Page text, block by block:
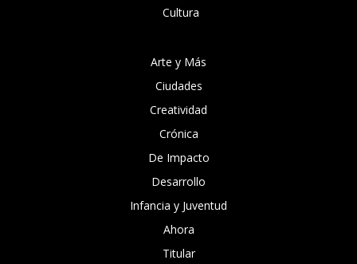
Cultura
Arte y Más
Ciudades
Creatividad
Crónica
De Impacto
Desarrollo
Infancia y Juventud
Ahora
Titular